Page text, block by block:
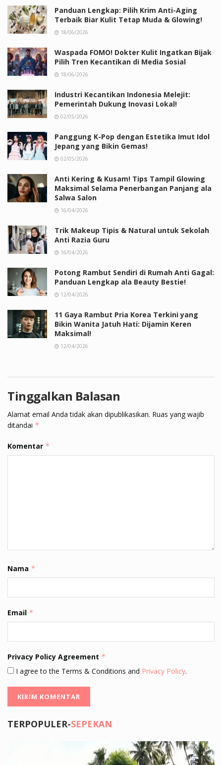
Panduan Lengkap: Pilih Krim Anti-Aging
Terbaik Biar Kulit Tetap Muda & Glowing!
18/06/2026
Waspada FOMO! Dokter Kulit Ingatkan Bijak
Pilih Tren Kecantikan di Media Sosial
18/06/2026
Industri Kecantikan Indonesia Melejit:
Pemerintah Dukung Inovasi Lokal!
02/05/2026
Panggung K-Pop dengan Estetika Imut Idol
Jepang yang Bikin Gemas!
02/05/2026
Anti Kering & Kusam! Tips Tampil Glowing
Maksimal Selama Penerbangan Panjang ala
Salwa Salon
16/04/2026
Trik Makeup Tipis & Natural untuk Sekolah
Anti Razia Guru
16/04/2026
Potong Rambut Sendiri di Rumah Anti Gagal:
Panduan Lengkap ala Beauty Bestie!
12/04/2026
11 Gaya Rambut Pria Korea Terkini yang
Bikin Wanita Jatuh Hati: Dijamin Keren
Maksimal!
12/04/2026
Tinggalkan Balasan
Alamat email Anda tidak akan dipublikasikan. Ruas yang wajib
ditandai *
Komentar *
Nama *
Email *
Privacy Policy Agreement *
I agree to the Terms & Conditions and Privacy Policy.
TERPOPULER-SEPEKAN